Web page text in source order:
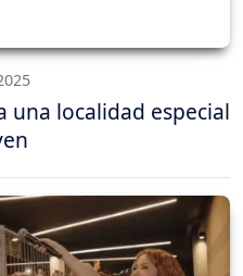
una localidad especial